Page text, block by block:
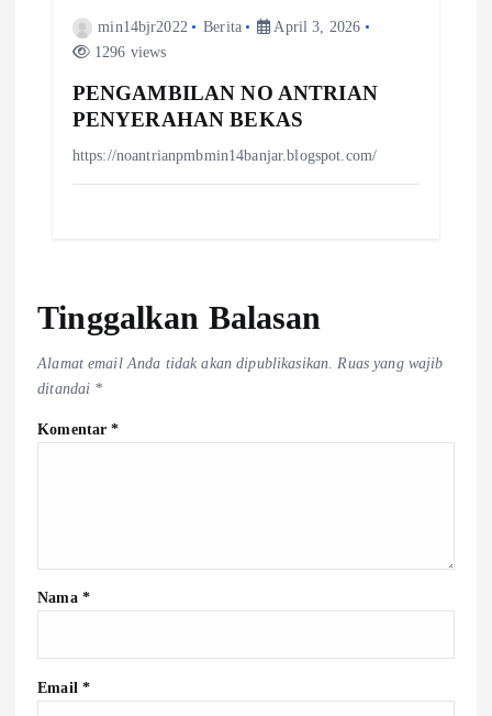
min14bjr2022 Berita
April 3, 2026
1296 views
PENGAMBILAN NO ANTRIAN
PENYERAHAN BEKAS
https://noantrianpmbmin14banjar.blogspot.com/
Tinggalkan Balasan
Alamat email Anda tidak akan dipublikasikan. Ruas yang wajib
ditandai *
Komentar*
Nama *
Email *